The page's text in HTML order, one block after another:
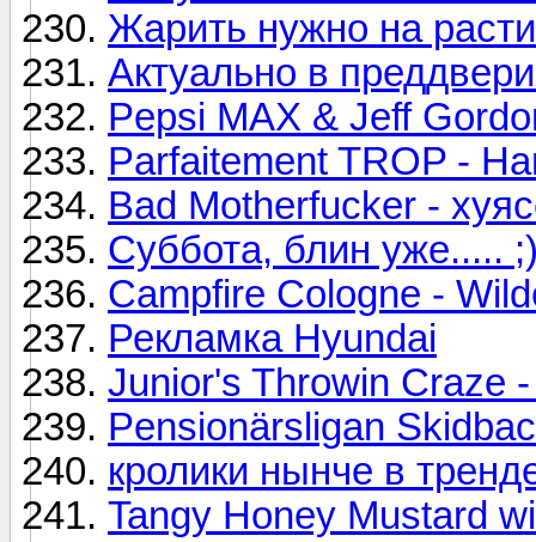
Жарить нужно на
Актуально в
Pepsi MAX & Jeff
Parfaitement TROP -
Bad Motherfucker -
Суббота, блин уже.....
Campfire Cologne -
Рекламка Hyundai
Junior's Throwin Craze
Pensionärsligan
кролики нынче в
Tangy Honey Mustard